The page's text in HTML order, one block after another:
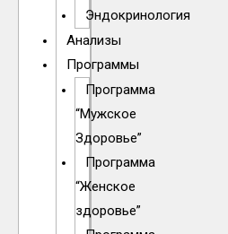
Эндокринология
Анализы
Программы
Программа
“Мужское
Здоровье”
Программа
“Женское
здоровье”